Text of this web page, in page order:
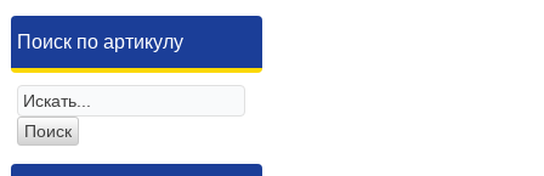
Поиск по артикулу